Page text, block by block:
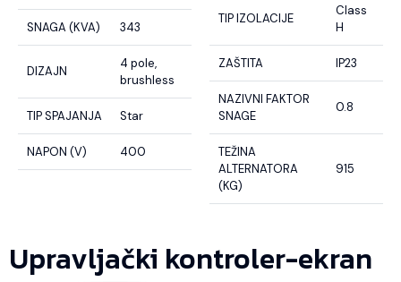
SNAGA (KVA) 343
DIZAJN
4 pole,
brushless
TIP SPAJANJA Star
NAPON (V) 400
TIP IZOLACIJE
Class
H
ZAŠTITA IP23
NAZIVNI FAKTOR
SNAGE
0.8
TEŽINA
ALTERNATORA
(KG)
915
Upravljački kontroler-ekran